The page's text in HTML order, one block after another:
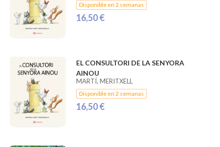
Disponible en 2 semanas
16,50 €
EL CONSULTORI DE LA SENYORA
AINOU
MARTÍ, MERITXELL
Disponible en 2 semanas
16,50 €